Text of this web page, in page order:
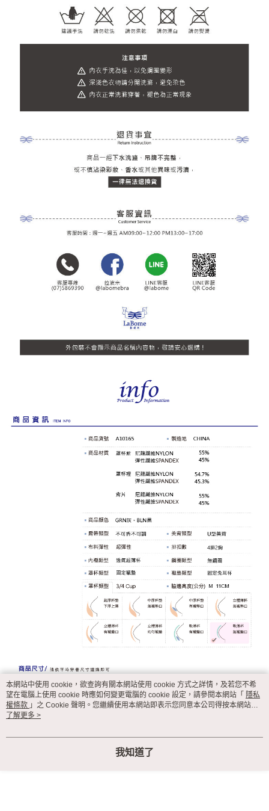
顯示電腦版詳細說明
本網站中使用 cookie，欲查詢有關本網站使用 cookie 方式之詳情，及若您不希
望在電腦上使用 cookie 時應如何變更電腦的 cookie 設定，請參閱本網站「 隱私
權條款 」之 Cookie 聲明。您繼續使用本網站即表示您同意本公司得按本網站使
用條款之 Cookie 聲明使用 cookie。
了解更多 >
我知道了